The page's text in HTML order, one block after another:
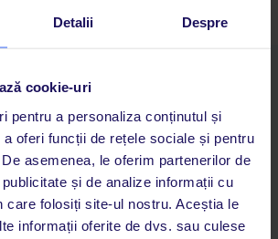
Detalii Despre
cookie-uri
pentru a personaliza conținutul și
a oferi funcții de rețele sociale și pentru
asemenea, le oferim partenerilor de
și de analize informații cu
care folosiți site-ul nostru. Aceștia le
informații oferite de dvs. sau culese
vacanțele care îți plac și revii oricând la ele
curente pentru vacanțe și hoteluri, într-o
chat, pe toată durata vacanței